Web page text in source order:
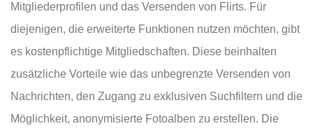
Mitgliederprofilen und das Versenden von Flirts. Für
diejenigen, die erweiterte Funktionen nutzen möchten, gibt
es kostenpflichtige Mitgliedschaften. Diese beinhalten
zusätzliche Vorteile wie das unbegrenzte Versenden von
Nachrichten, den Zugang zu exklusiven Suchfiltern und die
Möglichkeit, anonymisierte Fotoalben zu erstellen. Die